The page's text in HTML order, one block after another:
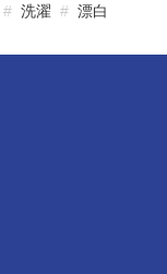
洗濯
漂白